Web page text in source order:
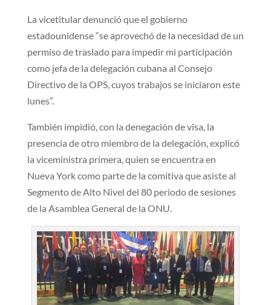
La vicetitular denunció que el gobierno
estadounidense “se aprovechó de la necesidad de un
permiso de traslado para impedir mi participación
como jefa de la delegación cubana al Consejo
Directivo de la OPS, cuyos trabajos se iniciaron este
lunes”.
También impidió, con la denegación de visa, la
presencia de otro miembro de la delegación, explicó
la viceministra primera, quien se encuentra en
Nueva York como parte de la comitiva que asiste al
Segmento de Alto Nivel del 80 periodo de sesiones
de la Asamblea General de la ONU.